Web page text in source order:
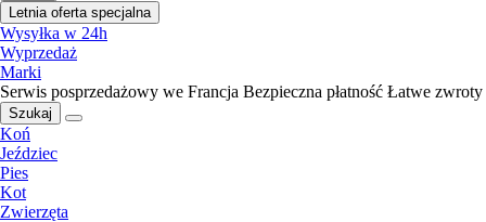
Letnia oferta specjalna
Wysyłka w 24h
Wyprzedaż
Marki
Serwis posprzedażowy we Francja Bezpieczna płatność Łatwe zwroty
Szukaj
Koń
Jeździec
Pies
Kot
Zwierzęta